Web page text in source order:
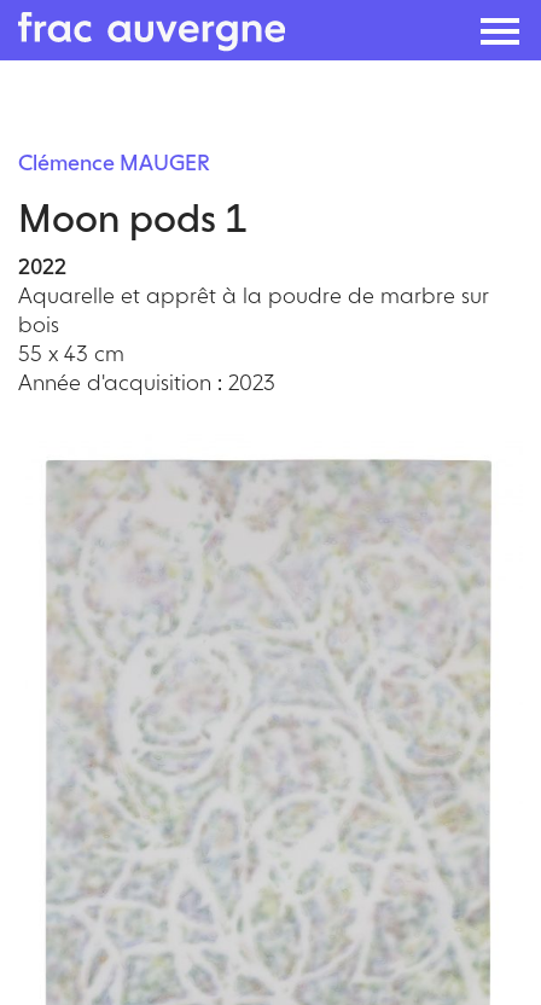
content
Clémence MAUGER
Moon pods 1
2022
Aquarelle et apprêt à la poudre de marbre sur
bois
55 x 43 cm
Année d'acquisition : 2023